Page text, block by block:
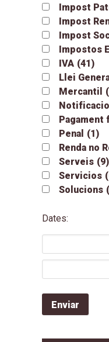
Impost
Impost
Impost
Impostos
IVA (41)
Llei
Mercantil
Pagament
Penal (1)
Renda no
Serveis (9)
Servicios
Solucions
Dates: